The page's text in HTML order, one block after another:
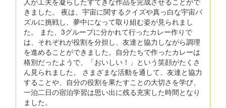
きました。 夜は、宇宙に関するクイズや真っ白な宇宙パ
ズルに挑戦し、夢中になって取り組む姿が見られまし
た。 また、3グループに分かれて行ったカレー作りで
は、それぞれが役割を分担し、友達と協力しながら調理
を進めることができました。自分たちで作ったカレーは
格別だったようで、「おいしい！」という笑顔がたくさ
ん見られました。 さまざまな活動を通して、友達と協力
することや、自分の役割を果たすことの大切さを学び、
一泊二日の宿泊学習は思い出に残る充実した時間となり
ました。